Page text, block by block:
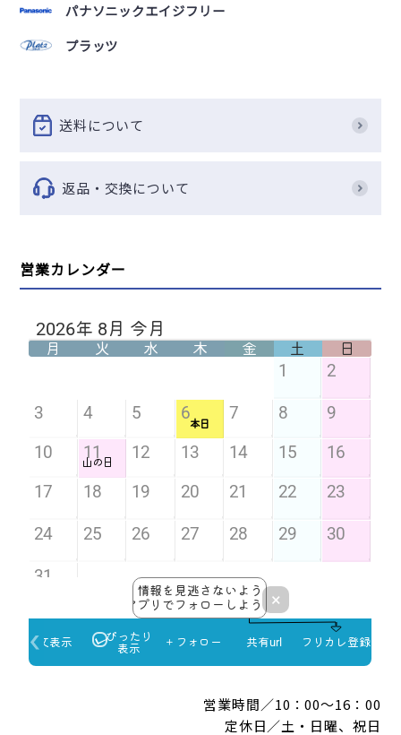
パナソニックエイジフリー
プラッツ
送料について
返品・交換について
営業カレンダー
営業時間／10：00～16：00
定休日／土・日曜、祝日